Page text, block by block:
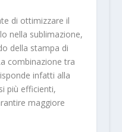
di ottimizzare il
nella sublimazione,
della stampa di
combinazione tra
infatti alla
più efficienti,
maggiore